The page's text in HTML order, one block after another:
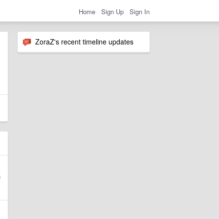
Home Sign Up Sign In
ZoraZ's recent timeline updates